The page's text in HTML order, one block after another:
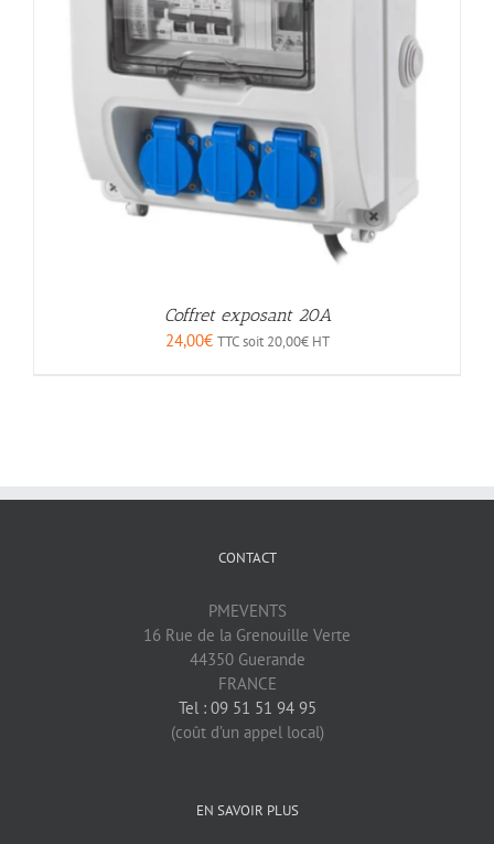
Coffret exposant 20A
24,00€ TTC soit 20,00€HT
CONTACT
PMEVENTS
16 Rue de la Grenouille Verte
44350 Guerande
FRANCE
Tel : 09 51 51 94 95
(coût d’un appel local)
EN SAVOIR PLUS